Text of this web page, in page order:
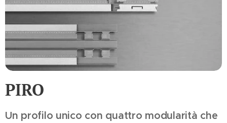
PIRO
Un profilo unico con quattro modularità che